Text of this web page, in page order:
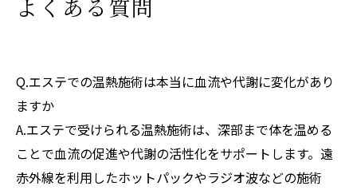
よくある質問
Q.エステでの温熱施術は本当に血流や代謝に変化があり
ますか
A.エステで受けられる温熱施術は、深部まで体を温める
ことで血流の促進や代謝の活性化をサポートします。遠
赤外線を利用したホットパックやラジオ波などの施術